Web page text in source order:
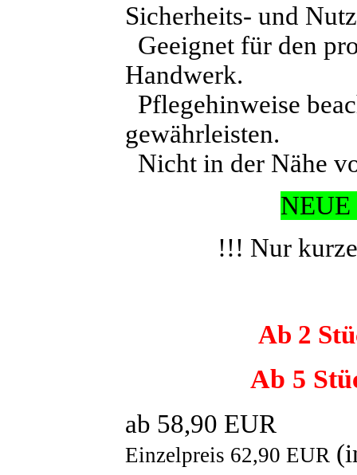
Sicherheits- und
Geeignet für den
Handwerk.
Pflegehinweise
gewährleisten.
Nicht in der Nähe
!!! Nur
Ab 2
Ab 5
ab 58,90 EUR
Einzelpreis 62,90 EUR